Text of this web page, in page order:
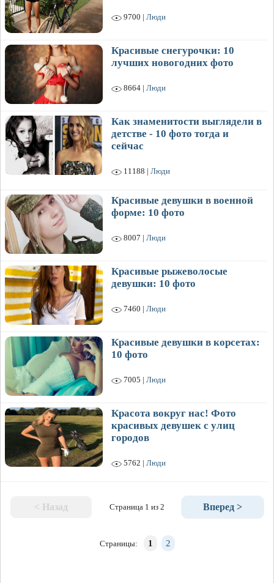
9700 | Люди
Красивые снегурочки: 10
лучших новогодних фото
8664 | Люди
Как знаменитости выглядели в
детстве - 10 фото тогда и
сейчас
11188 | Люди
Красивые девушки в военной
форме: 10 фото
8007 | Люди
Красивые рыжеволосые
девушки: 10 фото
7460 | Люди
Красивые девушки в корсетах:
10 фото
7005 | Люди
Красота вокруг нас! Фото
красивых девушек с улиц
городов
5762 | Люди
< Назад Страница 1 из 2 Вперед >
Страницы: 1 2